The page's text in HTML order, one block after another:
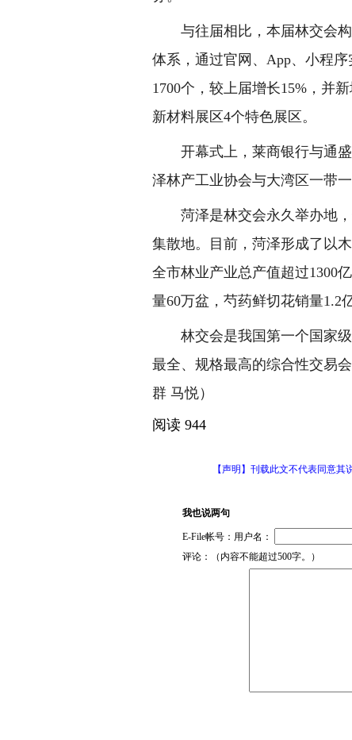
与往届相比，本届林交会
体系，通过官网、App、小程
1700个，较上届增长15%，并
新材料展区4个特色展区。
开幕式上，莱商银行与通
泽林产工业协会与大湾区一带
菏泽是林交会永久举办地
集散地。目前，菏泽形成了以
全市林业产业总产值超过1300
量60万盆，芍药鲜切花销量1.2
林交会是我国第一个国家
最全、规格最高的综合性交易
群 马悦）
阅读 944
【声明】刊载此文不代表同意
我也说两句
E-File帐号：用户名：
评论：（内容不能超过500字。）